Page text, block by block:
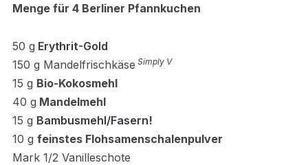
Menge für 4 Berliner Pfannkuchen
50 g Erythrit-Gold
150 g Mandelfrischkäse Simply V
15 g Bio-Kokosmehl
40 g Mandelmehl
15 g Bambusmehl/Fasern!
10 g feinstes Flohsamenschalenpulver
Mark 1/2 Vanilleschote